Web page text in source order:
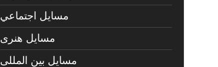
مسايل اجتماعي
مسايل هنری
مسایل بین المللی